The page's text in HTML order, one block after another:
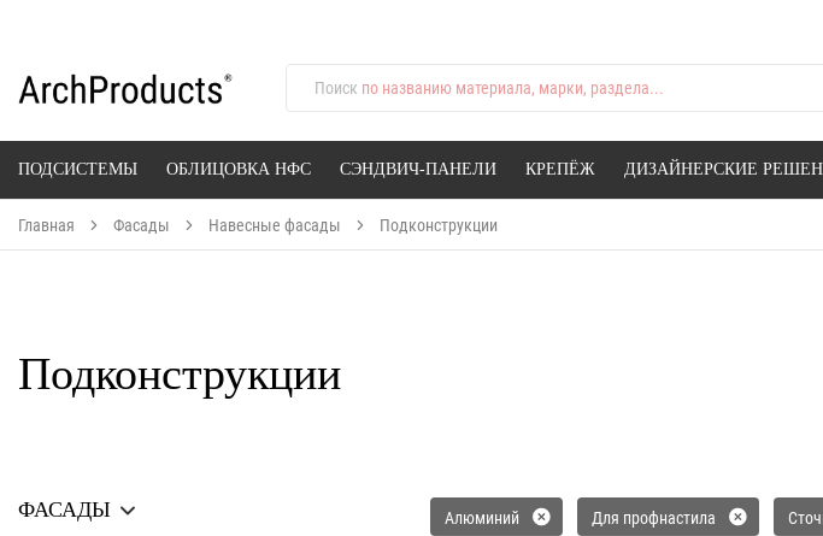
Поиск по названию материала, марки, раздела...
ПОДСИСТЕМЫ ОБЛИЦОВКА НФС СЭНДВИЧ-ПАНЕЛИ КРЕПЁЖ ДИЗАЙНЕРСКИЕ
Главная Фасады Навесные фасады Подконструкции
Подконструкции
ФАСАДЫ Алюминий Для профнастила